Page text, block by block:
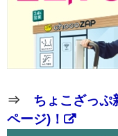
⇒ ちょこざっぷ
ページ)！